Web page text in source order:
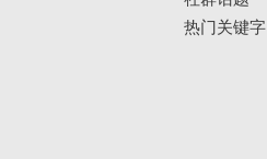
热门关键字